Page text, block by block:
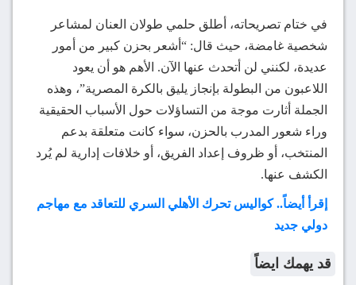
في ختام تصريحاته، أطلق حلمي طولان العنان لمشاعر
شخصية غامضة، حيث قال: “أشعر بحزن كبير من أمور
عديدة، لكنني لن أتحدث عنها الآن. الأهم هو أن يعود
اللاعبون من البطولة بإنجاز يليق بالكرة المصرية”، وهذه
الجملة أثارت موجة من التساؤلات حول الأسباب الحقيقية
وراء شعور المدرب بالحزن، سواء كانت متعلقة بدعم
المنتخب، أو ظروف إعداد الفريق، أو خلافات إدارية لم يُرد
الكشف عنها.
إقرأ أيضاً.. كواليس تحرك الأهلي السري للتعاقد مع مهاجم
دولي جديد
قد يهمك ايضاً